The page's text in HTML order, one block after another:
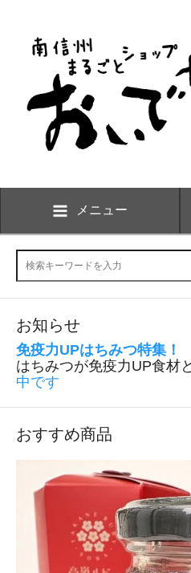
メニュー
お知らせ
免疫力UPはちみつ特集！
はちみつが免疫力UP食材
中です
おすすめ商品